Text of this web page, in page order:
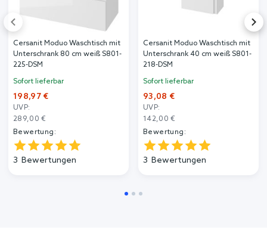
Cersanit Moduo Waschtisch mit
Unterschrank 80 cm weiß S801-
225-DSM
Sofort lieferbar
198,97 €
UVP:
289,00 €
Bewertung:
3 Bewertungen
Cersanit Moduo Waschtisch mit
Unterschrank 40 cm weiß S801-
218-DSM
Sofort lieferbar
93,08 €
UVP:
142,00 €
Bewertung:
3 Bewertungen